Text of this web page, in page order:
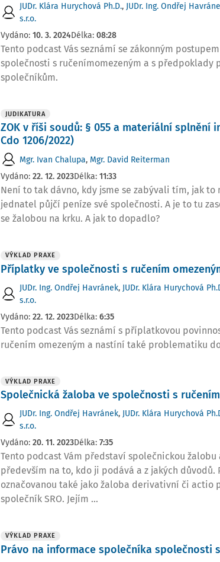
JUDr. Klára Hurychová Ph.D., JUDr. Ing. Ondřej
s.r.o.
Vydáno: 10. 3. 2024Délka: 08:28
Tento podcast Vás seznámí se zákonným
společnosti s ručenímomezeným a s předpoklady
společníkům.
JUDIKATURA
ZOK v říši soudů: § 055 a materiální splnění
Cdo 1206/2022)
Mgr. Ivan Chalupa, Mgr. David Reiterman
Vydáno: 22. 12. 2023Délka: 11:33
Není to tak dávno, kdy jsme se zabývali tím, jak to
jednatel půjčí peníze své společnosti. A je to tu
se žalobou na krku. A jak to dopadlo?
VÝKLAD PRAXE
Příplatky ve společnosti s ručením
JUDr. Ing. Ondřej Havránek, JUDr. Klára Hurychová
s.r.o.
Vydáno: 22. 12. 2023Délka: 6:35
Tento podcast Vás seznámí s příplatkovou
ručením omezeným a nastíní také problematiku
VÝKLAD PRAXE
Společnická žaloba ve společnosti s
JUDr. Ing. Ondřej Havránek, JUDr. Klára Hurychová
s.r.o.
Vydáno: 20. 11. 2023Délka: 7:35
Tento podcast Vám představí společnickou žalobu
především na to, kdo ji podává a z jakých důvodů.
označovanou také jako žaloba derivativní či actio
společník SRO. Jejím ...
VÝKLAD PRAXE
Právo na informace společníka společnosti